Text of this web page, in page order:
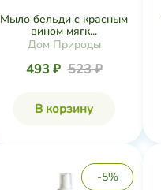
Мыло бельди с красным
вином мягк...
Дом Природы
493 ₽ 523 ₽
В корзину
-5%